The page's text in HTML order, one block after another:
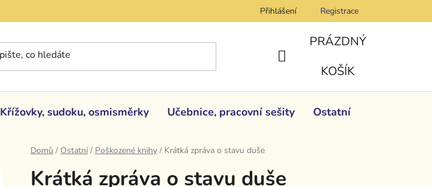
Přihlášení Registrace
NÁKUPNÍ
PRÁZDNÝ
KOŠÍK
Křížovky, sudoku, osmisměrky Učebnice, pracovní sešity Ostatní
Domů / Ostatní / Poškozené knihy / Krátká zpráva o stavu duše
Krátká zpráva o stavu duše